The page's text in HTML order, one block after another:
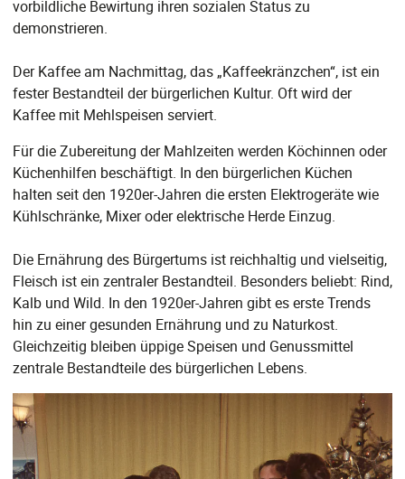
vorbildliche Bewirtung ihren sozialen Status zu
demonstrieren.
Der Kaffee am Nachmittag, das „Kaffeekränzchen“, ist ein
fester Bestandteil der bürgerlichen Kultur. Oft wird der
Kaffee mit Mehlspeisen serviert.
Für die Zubereitung der Mahlzeiten werden Köchinnen oder
Küchenhilfen beschäftigt. In den bürgerlichen Küchen
halten seit den 1920er-Jahren die ersten Elektrogeräte wie
Kühlschränke, Mixer oder elektrische Herde Einzug.
Die Ernährung des Bürgertums ist reichhaltig und vielseitig,
Fleisch ist ein zentraler Bestandteil. Besonders beliebt: Rind,
Kalb und Wild. In den 1920er-Jahren gibt es erste Trends
hin zu einer gesunden Ernährung und zu Naturkost.
Gleichzeitig bleiben üppige Speisen und Genussmittel
zentrale Bestandteile des bürgerlichen Lebens.